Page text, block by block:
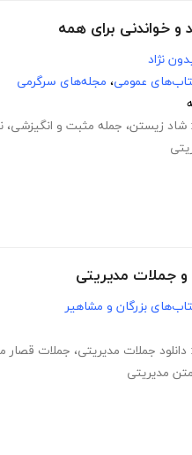
و خواندنی برای همه
نژاد
عمومی، مجله‌های سرگرمی
شاد زیستن، جمله مثبت و انگیزشی،
جملات مدیریتی
بزرگان و مشاهیر
دانلود جملات مدیریتی، جملات قصار
متن مدیریتی